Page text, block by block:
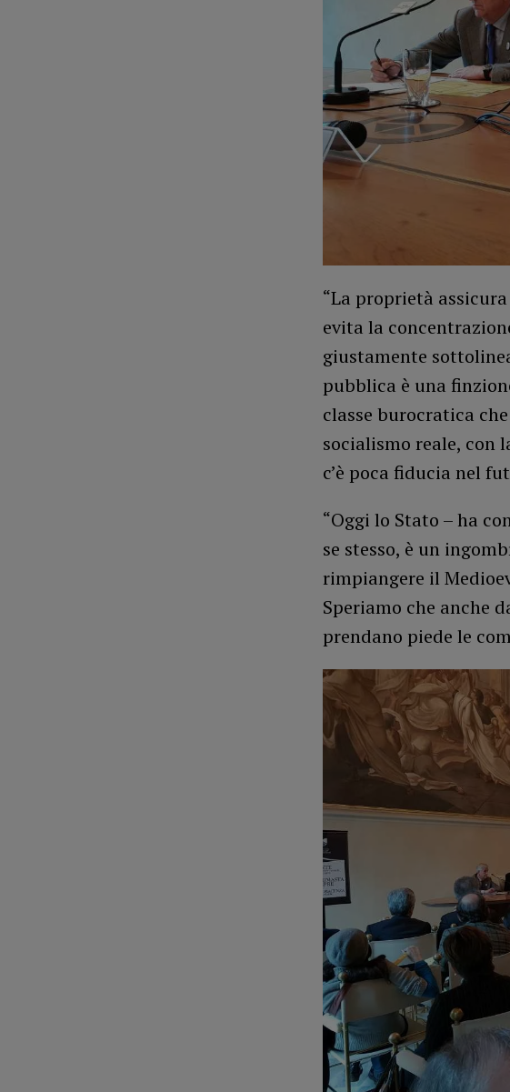
“La proprietà
evita la
giustamente
pubblica è una
classe burocratica
socialismo reale, con
c’è poca fiducia nel
“Oggi lo Stato – ha
se stesso, è un
rimpiangere il
Speriamo che anche
prendano piede le